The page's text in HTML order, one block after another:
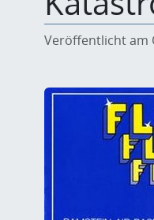
Veröffentlicht am